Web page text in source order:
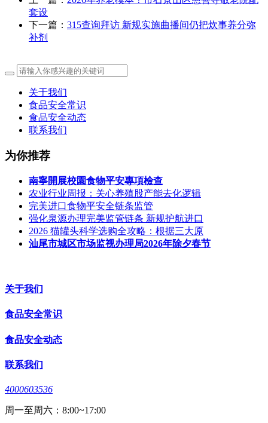
套设
下一篇： 315查询拜访 新规实施曲播间仍把炊事养分弥
补剂
关于我们
食品安全常识
食品安全动态
联系我们
为你推荐
南寧開展校園食物平安專項檢查
农业行业周报：关心养殖股产能去化逻辑
完美进口食物平安全链条监管
强化泉源办理完美监管链条 新规护航进口
2026 猫罐头科学选购全攻略：根据三大原
汕尾市城区市场监视办理局2026年除夕春节
关于我们
食品安全常识
食品安全动态
联系我们
4000603536
周一至周六：8:00~17:00